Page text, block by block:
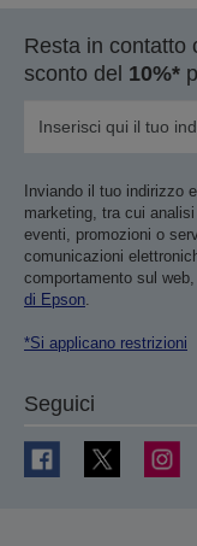
Resta in contatto
sconto del 10%*
Inviando il tuo indirizzo
marketing, tra cui
eventi, promozioni o
comunicazioni
comportamento sul
di Epson.
*Si applicano restrizioni
Seguici